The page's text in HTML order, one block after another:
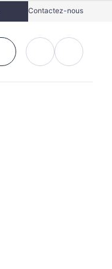
Contactez-nous